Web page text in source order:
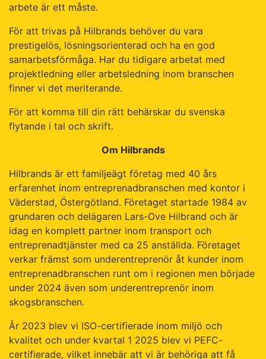
arbete är ett måste.
För att trivas på Hilbrands behöver du vara
prestigelös, lösningsorienterad och ha en god
samarbetsförmåga. Har du tidigare arbetat med
projektledning eller arbetsledning inom branschen
finner vi det meriterande.
För att komma till din rätt behärskar du svenska
flytande i tal och skrift.
Om Hilbrands
Hilbrands är ett familjeägt företag med 40 års
erfarenhet inom entreprenadbranschen med kontor i
Väderstad, Östergötland. Företaget startade 1984 av
grundaren och delägaren Lars-Ove Hilbrand och är
idag en komplett partner inom transport och
entreprenadtjänster med ca 25 anställda. Företaget
verkar främst som underentreprenör åt kunder inom
entreprenadbranschen runt om i regionen men började
under 2024 även som underentreprenör inom
skogsbranschen.
År 2023 blev vi ISO-certifierade inom miljö och
kvalitet och under kvartal 1 2025 blev vi PEFC-
certifierade, vilket innebär att vi är behöriga att få